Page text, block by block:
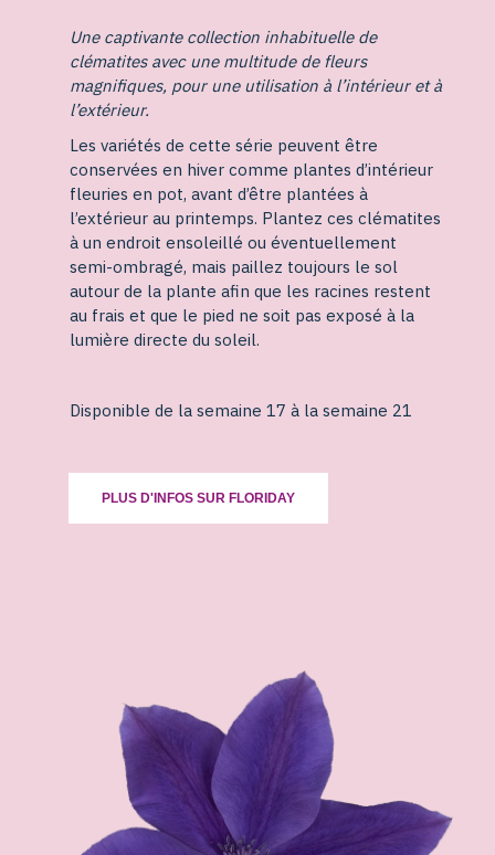
Une captivante collection inhabituelle de
clématites avec une multitude de fleurs
magnifiques, pour une utilisation à l’intérieur et à
l’extérieur.
Les variétés de cette série peuvent être
conservées en hiver comme plantes d’intérieur
fleuries en pot, avant d’être plantées à
l’extérieur au printemps. Plantez ces clématites
à un endroit ensoleillé ou éventuellement
semi-ombragé, mais paillez toujours le sol
autour de la plante afin que les racines restent
au frais et que le pied ne soit pas exposé à la
lumière directe du soleil.
Disponible de la semaine 17 à la semaine 21
PLUS D'INFOS SUR FLORIDAY